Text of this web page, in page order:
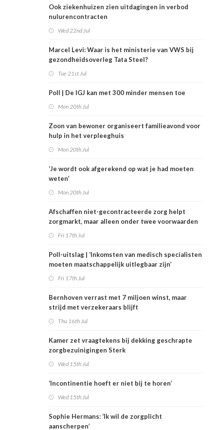
Ook ziekenhuizen zien uitdagingen in verbod
nulurencontracten
Wed 22nd Jul
Marcel Levi: Waar is het ministerie van VWS bij
gezondheidsoverleg Tata Steel?
Tue 21st Jul
Poll | De IGJ kan met 300 minder mensen toe
Mon 20th Jul
Zoon van bewoner organiseert familieavond voor
hulp in het verpleeghuis
Mon 20th Jul
‘Je wordt ook afgerekend op wat je had moeten
weten’
Mon 20th Jul
Afschaffen niet-gecontracteerde zorg helpt
zorgmarkt, maar alleen onder twee voorwaarden
Fri 17th Jul
Poll-uitslag | ‘Inkomsten van medisch specialisten
moeten maatschappelijk uitlegbaar zijn’
Fri 17th Jul
Bernhoven verrast met 7 miljoen winst, maar
strijd met verzekeraars blijft
Thu 16th Jul
Kamer zet vraagtekens bij dekking geschrapte
zorgbezuinigingen Sterk
Wed 15th Jul
‘Incontinentie hoeft er niet bij te horen’
Wed 15th Jul
Sophie Hermans: ‘Ik wil de zorgplicht
aanscherpen’